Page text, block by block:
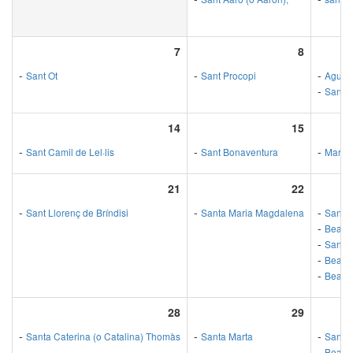
7
- Sant Ot
8
- Sant Procopi -
- Sant
14
- Sant Camil de Lel·lis
15
- Sant Bonaventura - Mare
21
- Sant Llorenç de Bríndisi
22
- Santa Maria Magdalena - Santa
- Beat
- Sant
- Beat
- Beat
28
- Santa Caterina (o Catalina) Thomàs
29
- Santa Marta - Sant